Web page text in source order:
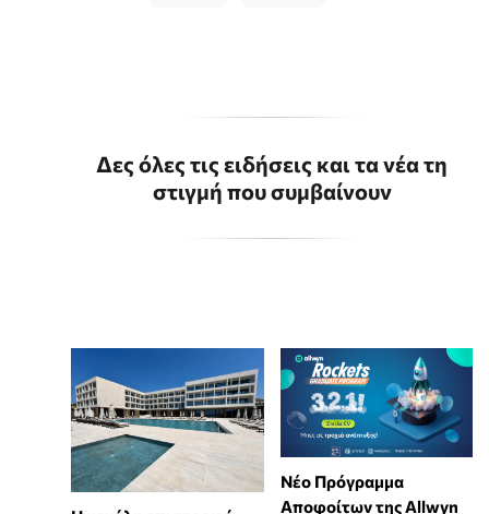
Δες όλες τις ειδήσεις και τα νέα τη
στιγμή που συμβαίνουν
Νέο Πρόγραμμα
Αποφοίτων της Allwyn